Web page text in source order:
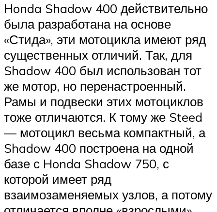
Honda Shadow 400 действительно
была разработана на основе
«Стида», эти мотоцикла имеют ряд
существенных отличий. Так, для
Shadow 400 был использован тот
же мотор, но перенастроенный.
Рамы и подвески этих мотоциклов
тоже отличаются. К тому же Steed
— мотоцикл весьма компактный, а
Shadow 400 построена на одной
базе с Honda Shadow 750, с
которой имеет ряд
взаимозаменяемых узлов, а потому